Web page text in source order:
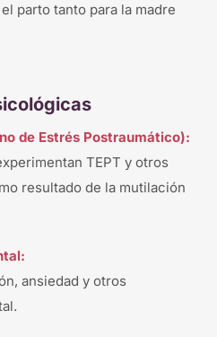
parto tanto para la madre
de Estrés Postraumático):
TEPT y otros
resultado de la mutilación
ansiedad y otros